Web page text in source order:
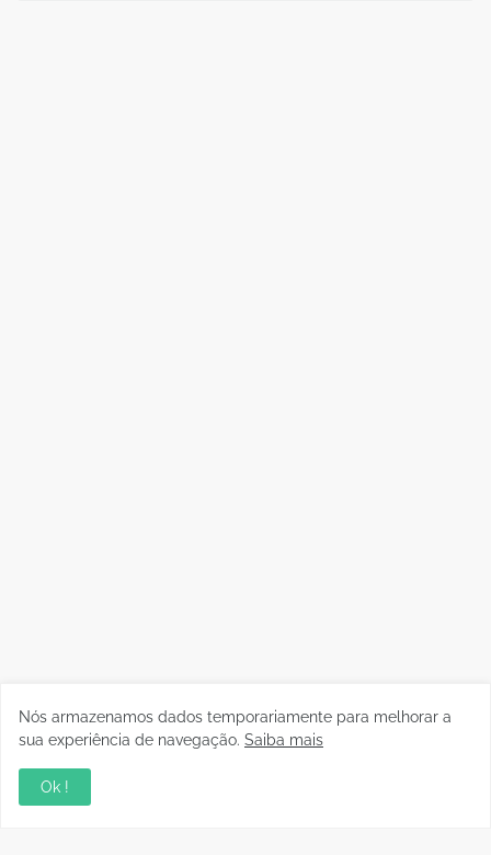
Nós armazenamos dados temporariamente para melhorar a
sua experiência de navegação. Saiba mais
Ok !